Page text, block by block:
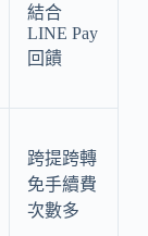
結合
LINE Pay
回饋
跨提跨轉
免手續費
次數多